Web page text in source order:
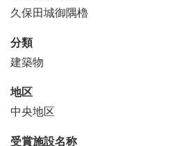
久保田城御隅櫓
分類
建築物
地区
中央地区
受賞施設名称